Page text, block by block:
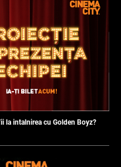
la intalnirea cu Golden Boyz?